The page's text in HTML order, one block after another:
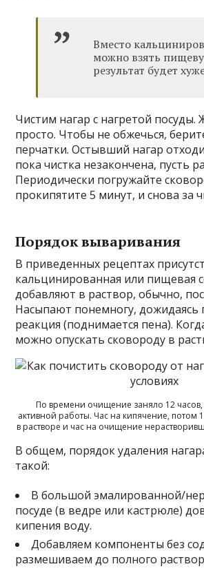
Вместо
можно взять
результат будет
Чистим нагар с нагретой посуды.
просто. Чтобы не обжечься,
перчатки. Остывший нагар
пока чистка незакончена, пусть
Периодически погружайте
прокипятите 5 минут, и снова за
Порядок вываривания
В приведенных рецептах
кальцинированная или пищевая
добавляют в раствор, обычно,
Насыпают понемногу, дожидаясь
реакция (поднимается пена).
можно опускать сковороду в
По времени очищение заняло 12 часов,
активной работы. Час на кипячение, потом
в растворе и час на очищение
В общем, порядок удаления
такой:
В большой эмалированной/
посуде (в ведре или кастрюле)
кипения воду.
Добавляем компоненты без
размешиваем до полного